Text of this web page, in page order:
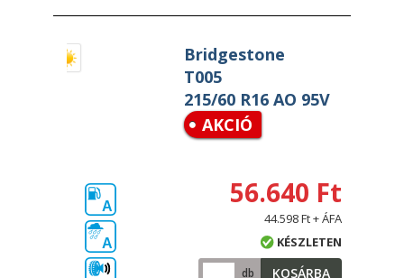
Bridgestone
T005
215/60 R16 AO 95V
AKCIÓ
A
A
56.640 Ft
44.598 Ft + ÁFA
KÉSZLETEN
db KOSÁRBA